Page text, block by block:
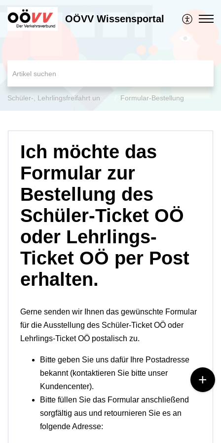
OÖVV Wissensportal
Formular-Bestellung
Ich möchte das
Formular zur
Bestellung des
Schüler-Ticket OÖ
oder Lehrlings-
Ticket OÖ per Post
erhalten.
Gerne senden wir Ihnen das gewünschte Formular
für die Ausstellung des Schüler-Ticket OÖ oder
Lehrlings-Ticket OÖ postalisch zu.
Bitte geben Sie uns dafür Ihre Postadresse
bekannt (kontaktieren Sie bitte unser
Kundencenter).
Bitte füllen Sie das Formular anschließend
sorgfältig aus und retournieren Sie es an
folgende Adresse: